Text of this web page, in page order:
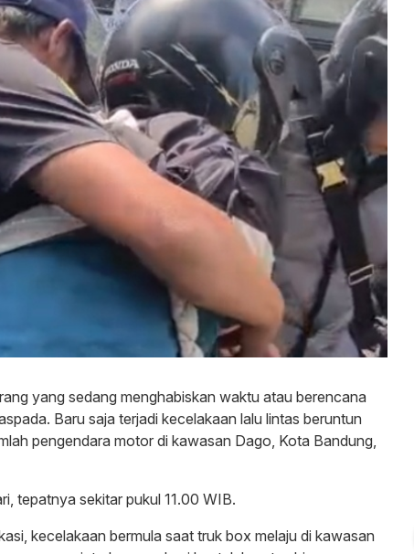
yang sedang menghabiskan waktu atau berencana
Baru saja terjadi kecelakaan lalu lintas beruntun
pengendara motor di kawasan Dago, Kota Bandung,
tepatnya sekitar pukul 11.00 WIB.
kecelakaan bermula saat truk box melaju di kawasan